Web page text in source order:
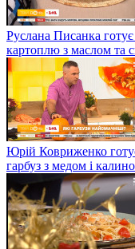
Руслана Писанка
картоплю з маслом та
Юрій Ковриженко
гарбуз з медом і